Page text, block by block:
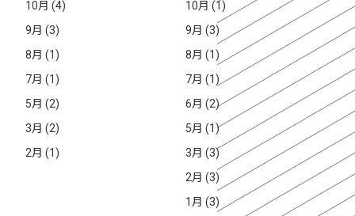
10月 (4)
9月 (3)
8月 (1)
7月 (1)
5月 (2)
3月 (2)
2月 (1)
10月 (1)
9月 (3)
8月 (1)
7月 (1)
6月 (2)
5月 (1)
3月 (3)
2月 (3)
1月 (3)